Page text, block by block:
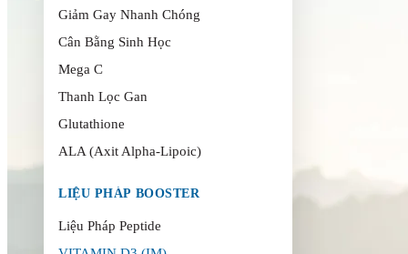
Giảm Gay Nhanh Chóng
Cân Bằng Sinh Học
Mega C
Thanh Lọc Gan
Glutathione
ALA (Axit Alpha-Lipoic)
LIỆU PHÁP BOOSTER
Liệu Pháp Peptide